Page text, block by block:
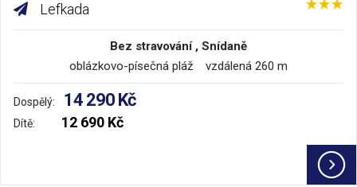
Lefkada
Bez stravování , Snídaně
oblázkovo-písečná pláž vzdálená 260 m
Dospělý: 14 290 Kč
Dítě: 12 690 Kč